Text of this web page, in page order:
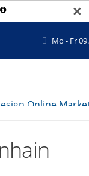
✕
Mo - Fr